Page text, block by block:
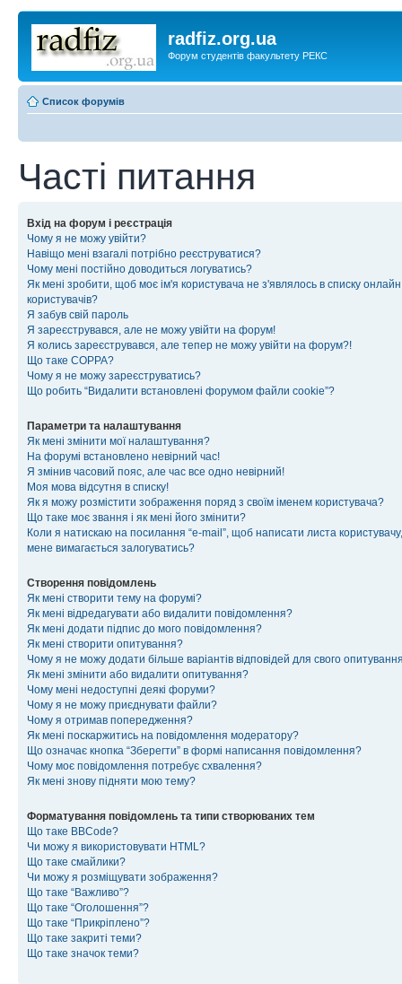
radfiz.org.ua
Форум студентів факультету РЕКС
Список форумів
Часті питання
Вхід на форум і реєстрація
Чому я не можу увійти?
Навіщо мені взагалі потрібно реєструватися?
Чому мені постійно доводиться логуватись?
Як мені зробити, щоб моє ім'я користувача не з'являлось в списку онлайн
користувачів?
Я забув свій пароль
Я зареєструвався, але не можу увійти на форум!
Я колись зареєструвався, але тепер не можу увійти на форум?!
Що таке COPPA?
Чому я не можу зареєструватись?
Що робить “Видалити встановлені форумом файли cookie”?
Параметри та налаштування
Як мені змінити мої налаштування?
На форумі встановлено невірний час!
Я змінив часовий пояс, але час все одно невірний!
Моя мова відсутня в списку!
Як я можу розмістити зображення поряд з своїм іменем користувача?
Що таке моє звання і як мені його змінити?
Коли я натискаю на посилання “e-mail”, щоб написати листа користувачу,
мене вимагається залогуватись?
Створення повідомлень
Як мені створити тему на форумі?
Як мені відредагувати або видалити повідомлення?
Як мені додати підпис до мого повідомлення?
Як мені створити опитування?
Чому я не можу додати більше варіантів відповідей для свого
Як мені змінити або видалити опитування?
Чому мені недоступні деякі форуми?
Чому я не можу приєднувати файли?
Чому я отримав попередження?
Як мені поскаржитись на повідомлення модератору?
Що означає кнопка “Зберегти” в формі написання повідомлення?
Чому моє повідомлення потребує схвалення?
Як мені знову підняти мою тему?
Форматування повідомлень та типи створюваних тем
Що таке BBCode?
Чи можу я використовувати HTML?
Що таке смайлики?
Чи можу я розміщувати зображення?
Що таке “Важливо”?
Що таке “Оголошення”?
Що таке “Прикріплено”?
Що таке закриті теми?
Що таке значок теми?